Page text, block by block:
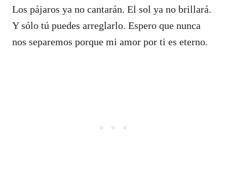
Los pájaros ya no cantarán. El sol ya no brillará.
Y sólo tú puedes arreglarlo. Espero que nunca
nos separemos porque mi amor por ti es eterno.